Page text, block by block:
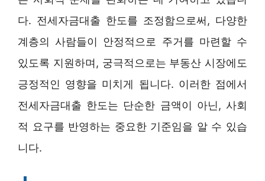
다. 전세자금대출 한도를 조정함으로써, 다양한
계층의 사람들이 안정적으로 주거를 마련할 수
있도록 지원하며, 궁극적으로는 부동산 시장에도
긍정적인 영향을 미치게 됩니다. 이러한 점에서
전세자금대출 한도는 단순한 금액이 아닌, 사회
적 요구를 반영하는 중요한 기준임을 알 수 있습
니다.